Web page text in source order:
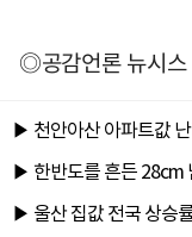
◎공감언론 뉴시스